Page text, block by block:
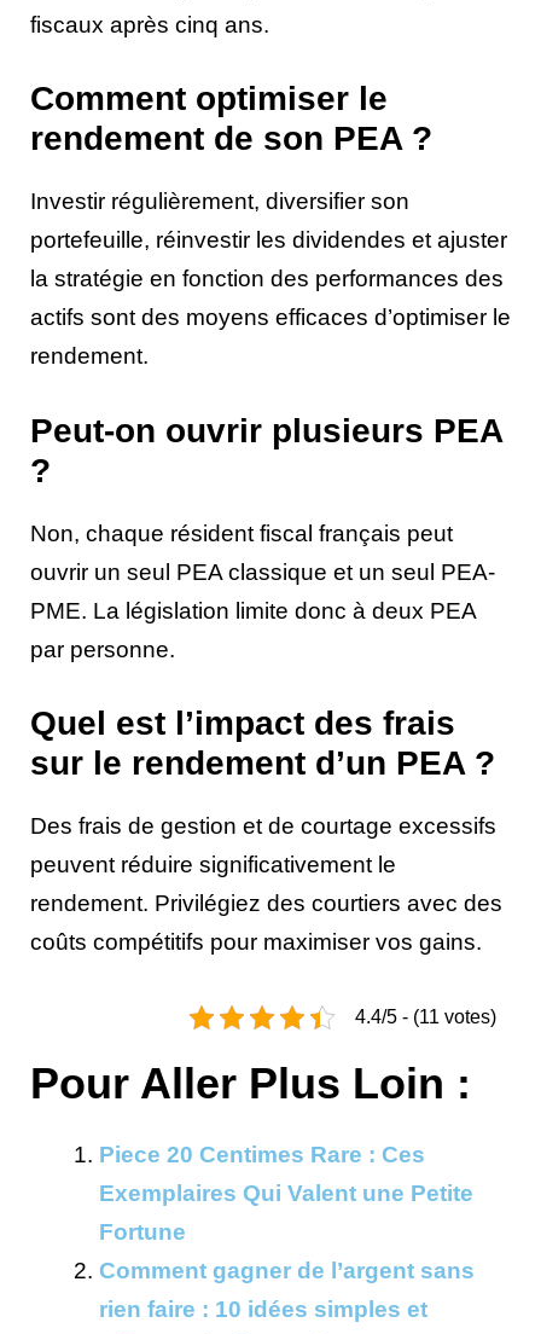
fiscaux après cinq ans.
Comment optimiser le
rendement de son PEA ?
Investir régulièrement, diversifier son
portefeuille, réinvestir les dividendes et ajuster
la stratégie en fonction des performances des
actifs sont des moyens efficaces d’optimiser le
rendement.
Peut-on ouvrir plusieurs PEA
?
Non, chaque résident fiscal français peut
ouvrir un seul PEA classique et un seul PEA-
PME. La législation limite donc à deux PEA
par personne.
Quel est l’impact des frais
sur le rendement d’un PEA ?
Des frais de gestion et de courtage excessifs
peuvent réduire significativement le
rendement. Privilégiez des courtiers avec des
coûts compétitifs pour maximiser vos gains.
4.4/5 - (11 votes)
Pour Aller Plus Loin :
Piece 20 Centimes Rare : Ces
Exemplaires Qui Valent une Petite
Fortune
Comment gagner de l’argent sans
rien faire : 10 idées simples et